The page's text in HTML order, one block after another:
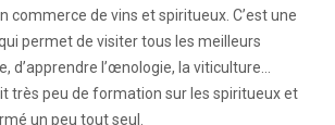
commerce de vins et spiritueux. C’est une
permet de visiter tous les meilleurs
d’apprendre l’œnologie, la viticulture…
très peu de formation sur les spiritueux et
un peu tout seul.